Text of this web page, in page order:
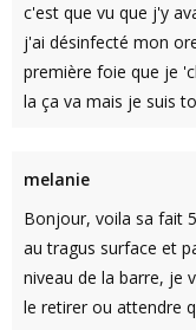
c'est que vu que j'y
j'ai désinfecté mon
première foie que je
la ça va mais je suis
melanie
Bonjour, voila sa fait
au tragus surface et
niveau de la barre, je
le retirer ou attendre